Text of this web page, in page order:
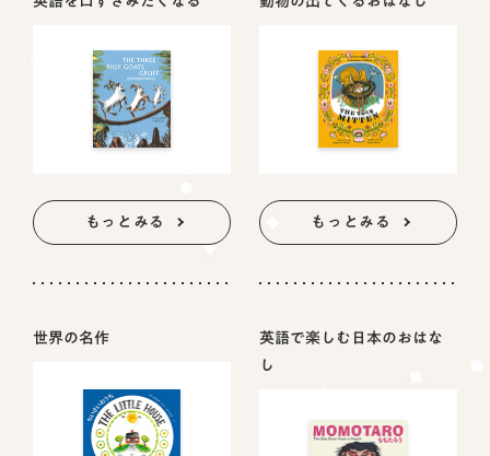
もっとみる もっとみる
世界の名作
英語で楽しむ日本のおはな
し